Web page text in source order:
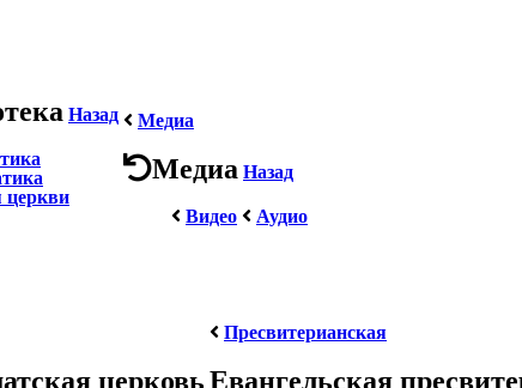
Назад
церкви
Медиа
Медиа Назад
Видео
Аудио
церковь
Пресвитерианская
Евангельская